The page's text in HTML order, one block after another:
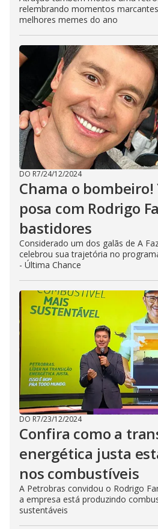
relembrando momentos
melhores memes do ano
DO R7/24/12/2024
Chama o
posa com Rodrigo
bastidores
Considerado um dos galãs de A
celebrou sua trajetória no
- Última Chance
DO R7/23/12/2024
Confira como a
energética justa
nos combustíveis
A Petrobras convidou o Rodrigo
a empresa está produzindo
sustentáveis